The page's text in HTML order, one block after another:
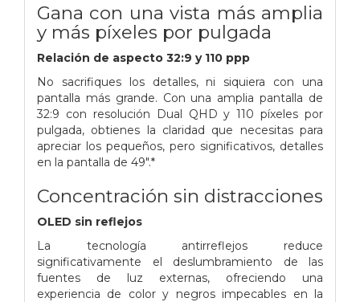
Gana con una vista más amplia
y más píxeles por pulgada
Relación de aspecto 32:9 y 110 ppp
No sacrifiques los detalles, ni siquiera con una
pantalla más grande. Con una amplia pantalla de
32:9 con resolución Dual QHD y 110 píxeles por
pulgada, obtienes la claridad que necesitas para
apreciar los pequeños, pero significativos, detalles
en la pantalla de 49".*
Concentración sin distracciones
OLED sin reflejos
La tecnología antirreflejos reduce
significativamente el deslumbramiento de las
fuentes de luz externas, ofreciendo una
experiencia de color y negros impecables en la